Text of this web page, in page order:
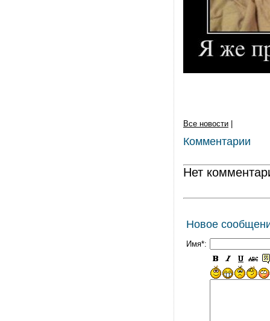
Все новости
Комментарии
Нет
Новое
Имя*: